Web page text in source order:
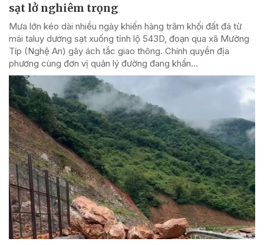
sạt lở nghiêm trọng
Mưa lớn kéo dài nhiều ngày khiến hàng trăm khối đất đá từ
mái taluy dương sạt xuống tỉnh lộ 543D, đoạn qua xã Mường
Típ (Nghệ An) gây ách tắc giao thông. Chính quyền địa
phương cùng đơn vị quản lý đường đang khẩn...